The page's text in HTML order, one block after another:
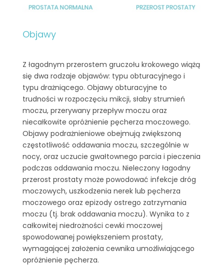
Objawy
Z łagodnym przerostem gruczołu krokowego wiążą
się dwa rodzaje objawów: typu obturacyjnego i
typu drażniącego. Objawy obturacyjne to
trudności w rozpoczęciu mikcji, słaby strumień
moczu, przerywany przepływ moczu oraz
niecałkowite opróżnienie pęcherza moczowego.
Objawy podrażnieniowe obejmują zwiększoną
częstotliwość oddawania moczu, szczególnie w
nocy, oraz uczucie gwałtownego parcia i pieczenia
podczas oddawania moczu. Nieleczony łagodny
przerost prostaty może powodować infekcje dróg
moczowych, uszkodzenia nerek lub pęcherza
moczowego oraz epizody ostrego zatrzymania
moczu (tj. brak oddawania moczu). Wynika to z
całkowitej niedrożności cewki moczowej
spowodowanej powiększeniem prostaty,
wymagającej założenia cewnika umożliwiającego
opróżnienie pęcherza.